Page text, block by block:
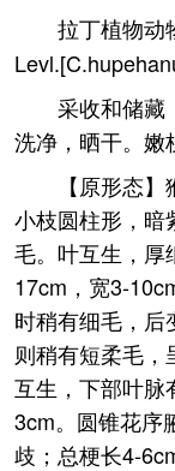
拉丁植物动
采收和储藏
洗净，晒干。嫩
【原形态
小枝圆柱形，暗
毛。叶互生，厚
17cm，宽3-
时稍有细毛，
则稍有短柔毛，
互生，下部叶脉
3cm。圆锥花序
歧；总梗长4-